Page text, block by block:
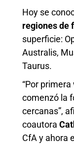
Hoy se
regiones de
superficie:
Australis,
Taurus.
“Por
comenzó la
cercanas”,
coautora
CfA y ahora